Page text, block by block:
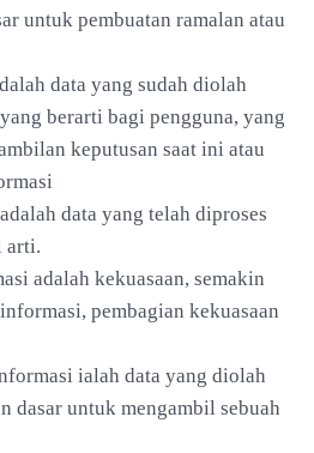
untuk pembuatan ramalan atau
data yang sudah diolah
berarti bagi pengguna, yang
keputusan saat ini atau
data yang telah diproses
arti.
adalah kekuasaan, semakin
pembagian kekuasaan
ialah data yang diolah
dasar untuk mengambil sebuah